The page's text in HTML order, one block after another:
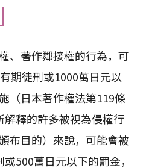
、著作鄰接權的行為，可
期徒刑或1000萬日元以
（日本著作權法第119條
釋的許多被視為侵權行
布目的）來說，可能會被
500萬日元以下的罰金，